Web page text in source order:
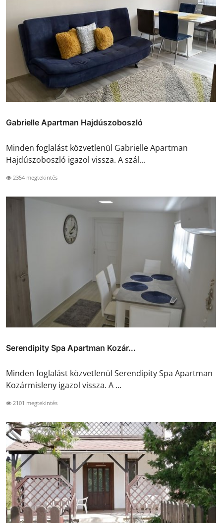
Gabrielle Apartman Hajdúszoboszló
Minden foglalást közvetlenül Gabrielle Apartman
Hajdúszoboszló igazol vissza. A szál...
2354 megtekintés
Serendipity Spa Apartman Kozár...
Minden foglalást közvetlenül Serendipity Spa Apartman
Kozármisleny igazol vissza. A ...
2101 megtekintés